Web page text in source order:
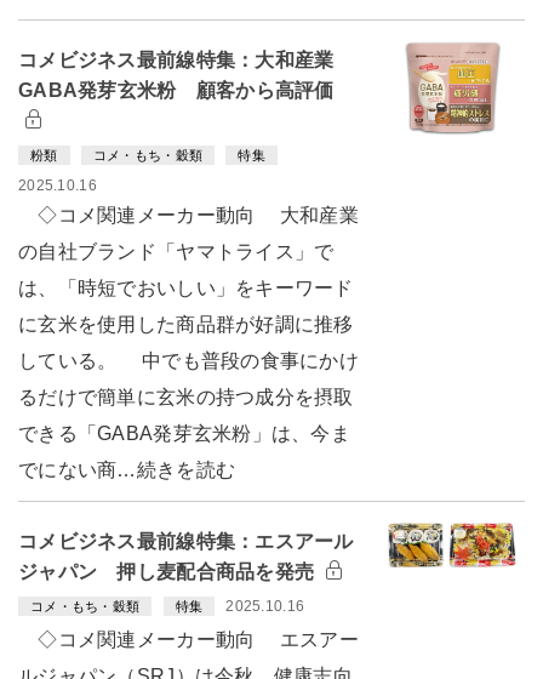
コメビジネス最前線特集：大和産業
GABA発芽玄米粉 顧客から高評価
粉類 コメ・もち・穀類 特集
2025.10.16
◇コメ関連メーカー動向 大和産業
の自社ブランド「ヤマトライス」で
は、「時短でおいしい」をキーワード
に玄米を使用した商品群が好調に推移
している。 中でも普段の食事にかけ
るだけで簡単に玄米の持つ成分を摂取
できる「GABA発芽玄米粉」は、今ま
でにない商…続きを読む
コメビジネス最前線特集：エスアール
ジャパン 押し麦配合商品を発売
コメ・もち・穀類 特集 2025.10.16
◇コメ関連メーカー動向 エスアー